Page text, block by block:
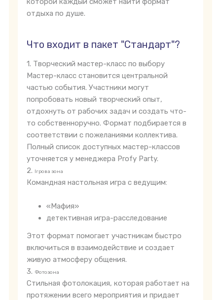
отдыха по душе.
Что входит в пакет "Стандарт"?
1. Творческий мастер-класс по выбору
Мастер-класс становится центральной
частью события. Участники могут
попробовать новый творческий опыт,
отдохнуть от рабочих задач и создать что-
то собственноручно. Формат подбирается в
соответствии с пожеланиями коллектива.
Полный список доступных мастер-классов
уточняется у менеджера Profy Party.
2. Ігрова зона
Командная настольная игра с ведущим:
«Мафия»
детективная игра-расследование
Этот формат помогает участникам быстро
включиться в взаимодействие и создает
живую атмосферу общения.
3. Фотозона
Стильная фотолокация, которая работает на
протяжении всего мероприятия и придает